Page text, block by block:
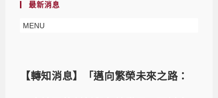
最新消息
MENU
【轉知消息】「邁向繁榮未來之路：